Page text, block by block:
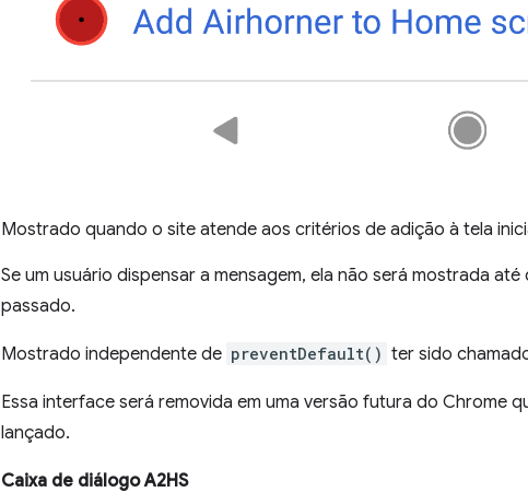
Mostrado quando o site atende aos critérios de adição à tela
Se um usuário dispensar a mensagem, ela não será mostrada
passado.
Mostrado independente de preventDefault() ter sido
Essa interface será removida em uma versão futura do Chrome
lançado.
Caixa de diálogo A2HS